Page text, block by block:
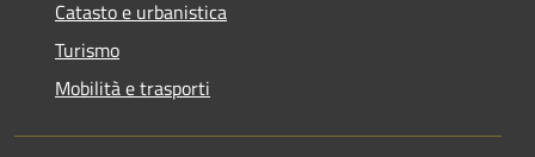
Catasto e urbanistica
Turismo
Mobilità e trasporti